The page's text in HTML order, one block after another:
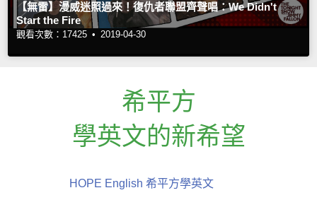
【無雷】漫威迷照過來！復仇者聯盟齊聲唱：We Didn't
Start the Fire
觀看次數：17425 • 2019-04-30
希平方
學英文的新希望
HOPE English 希平方學英文